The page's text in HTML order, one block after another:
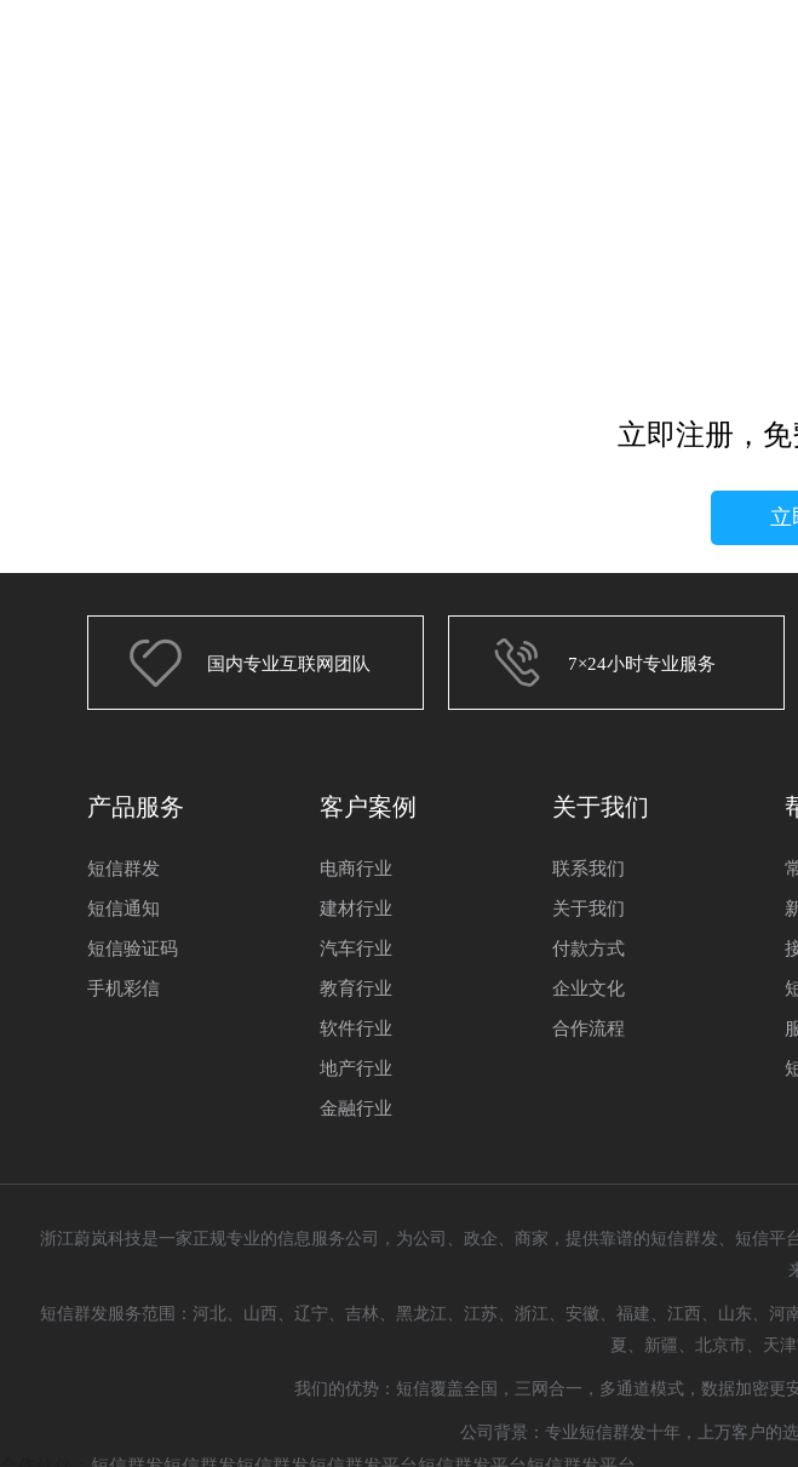
立即注册，
立
国内专业互联网团队 7×24小时专业服务
产品服务
短信群发
短信通知
短信验证码
手机彩信
客户案例
电商行业
建材行业
汽车行业
教育行业
软件行业
地产行业
金融行业
关于我们
联系我们
关于我们
付款方式
企业文化
合作流程
浙江蔚岚科技是一家正规专业的信息服务公司，为公司、政企、商家，提供靠谱的短信群发、短信
短信群发服务范围：河北、山西、辽宁、吉林、黑龙江、江苏、浙江、安徽、福建、江西、山东、
夏、新疆、北京市、天
我们的优势：短信覆盖全国，三网合一，多通道模式，数据加密
公司背景：专业短信群发十年，上万客户的